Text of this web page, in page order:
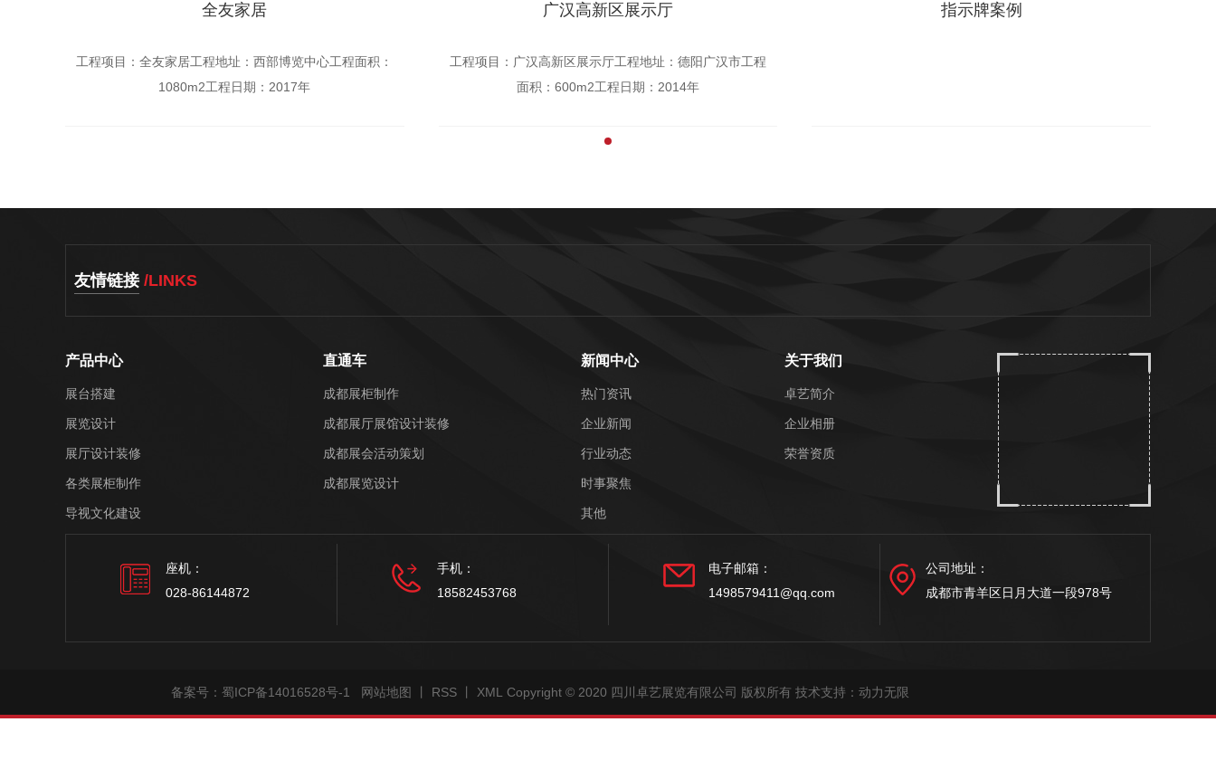
全友家居
工程项目：全友家居工程地址：西部博览中心工程面积：
1080m2工程日期：2017年
广汉高新区展示厅
工程项目：广汉高新区展示厅工程地址：德阳广汉市工程
面积：600m2工程日期：2014年
指示牌案例
友情链接 /LINKS
产品中心
展台搭建
展览设计
展厅设计装修
各类展柜制作
导视文化建设
直通车
成都展柜制作
成都展厅展馆设计装修
成都展会活动策划
成都展览设计
新闻中心
热门资讯
企业新闻
行业动态
时事聚焦
其他
关于我们
卓艺简介
企业相册
荣誉资质
座机：
028-86144872
手机：
18582453768
电子邮箱：
1498579411@qq.com
公司地址：
成都市青羊区日月大道一段978号
备案号： 蜀ICP备14016528号-1 网站地图 RSS丨 XML Copyright © 2020 四川卓艺展览有限公司 版权所有 技术支持： 动力无限